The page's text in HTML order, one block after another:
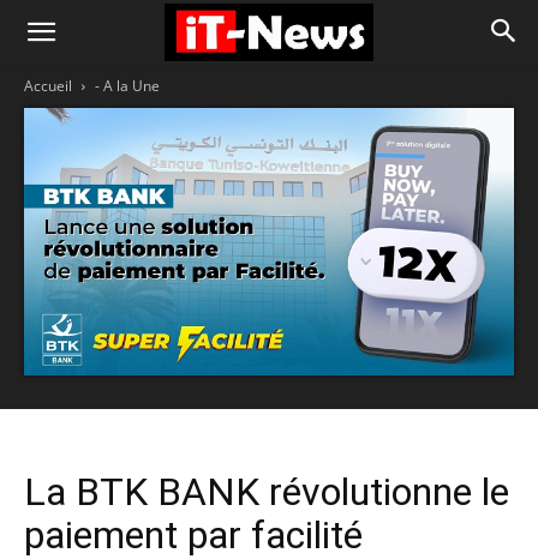
Accueil - A la Une
La BTK BANK révolutionne le
paiement par facilité